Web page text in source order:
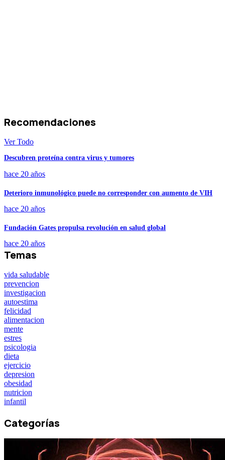
Recomendaciones
Ver Todo
Descubren proteína contra virus y tumores
hace 20 años
Deterioro inmunológico puede no corresponder con aumento de VIH
hace 20 años
Fundación Gates propulsa revolución en salud global
hace 20 años
Temas
vida saludable
prevencion
investigacion
autoestima
felicidad
alimentacion
mente
estres
psicologia
dieta
ejercicio
depresion
obesidad
nutricion
infantil
Categorías